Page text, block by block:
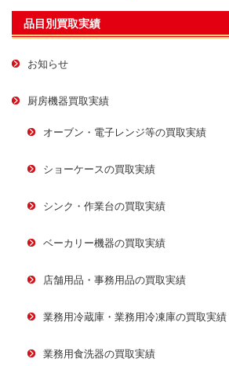
品目別買取実績
お知らせ
厨房機器買取実績
オーブン・電子レンジ等の買取実績
ショーケースの買取実績
シンク・作業台の買取実績
ベーカリー機器の買取実績
店舗用品・事務用品の買取実績
業務用冷蔵庫・業務用冷凍庫の買取実績
業務用食洗器の買取実績